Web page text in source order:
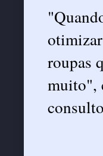
roupas
muito",